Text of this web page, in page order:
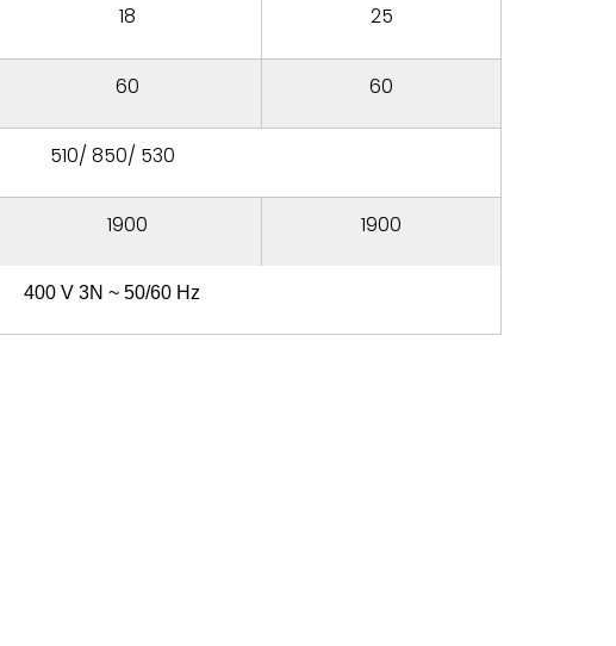
18 25
60 60
510/ 850/ 530
1900 1900
400 V 3N ~ 50/60 Hz